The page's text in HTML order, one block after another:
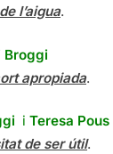
l’aigua.
Broggi
apropiada.
i Teresa Pous
de ser útil.